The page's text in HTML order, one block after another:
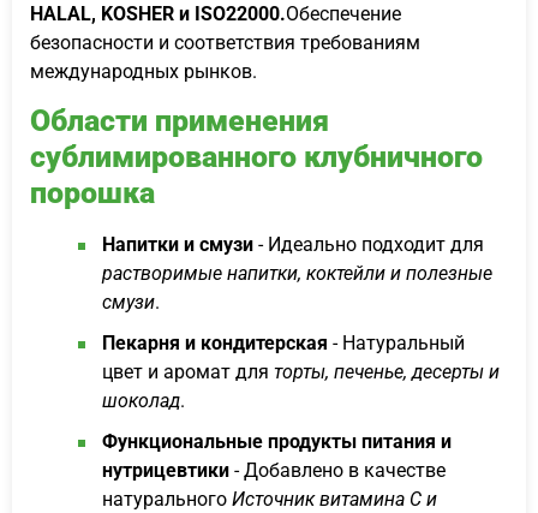
HALAL, KOSHER и ISO22000.Обеспечение
безопасности и соответствия требованиям
международных рынков.
Области применения
сублимированного клубничного
порошка
Напитки и смузи - Идеально подходит для
растворимые напитки, коктейли и полезные
смузи.
Пекарня и кондитерская - Натуральный
цвет и аромат для торты, печенье, десерты и
шоколад.
Функциональные продукты питания и
нутрицевтики - Добавлено в качестве
натурального Источник витамина С и